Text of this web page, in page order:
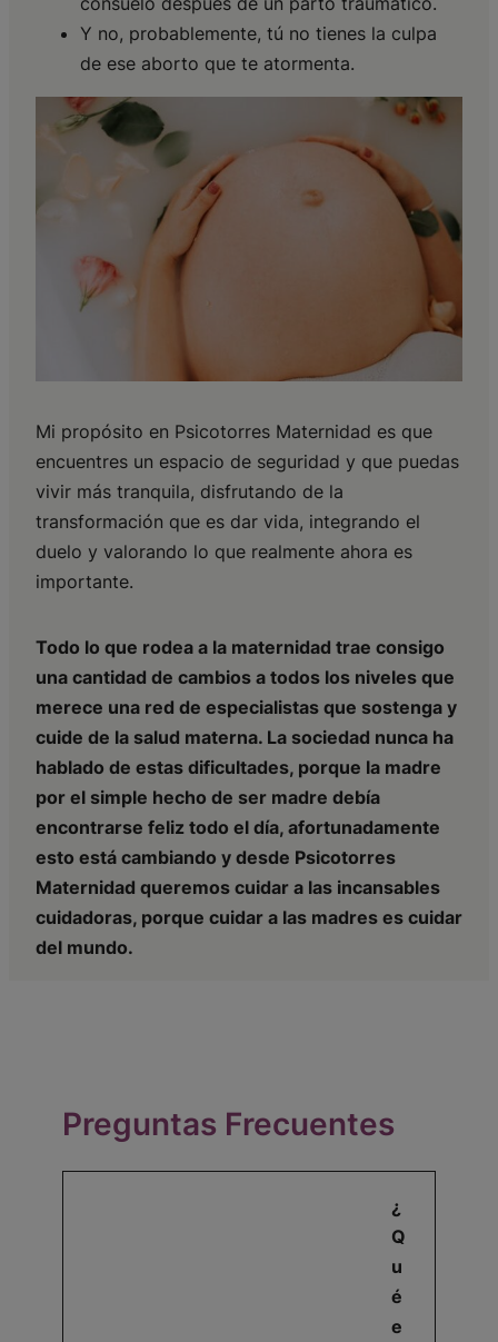
Y no, probablemente, tú no tienes la culpa
de ese aborto que te atormenta.
Mi propósito en Psicotorres Maternidad es que
encuentres un espacio de seguridad y que puedas
vivir más tranquila, disfrutando de la
transformación que es dar vida, integrando el
duelo y valorando lo que realmente ahora es
importante.
Todo lo que rodea a la maternidad trae consigo
una cantidad de cambios a todos los niveles que
merece una red de especialistas que sostenga y
cuide de la salud materna. La sociedad nunca ha
hablado de estas dificultades, porque la madre
por el simple hecho de ser madre debía
encontrarse feliz todo el día, afortunadamente
esto está cambiando y desde Psicotorres
Maternidad queremos cuidar a las incansables
cuidadoras, porque cuidar a las madres es cuidar
del mundo.
Preguntas Frecuentes
¿
Q
u
é
e